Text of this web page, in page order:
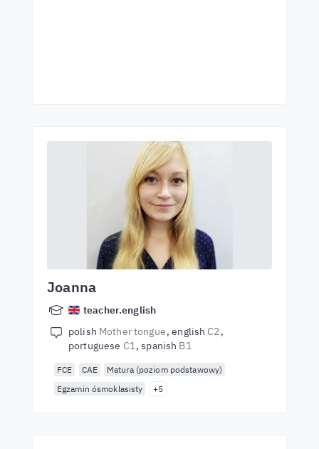
Joanna
teacher.english
polish Mother tongue english C2
portuguese C1 spanish B1
FCE CAE
Matura (poziom podstawowy)
Egzamin ósmoklasisty
+5